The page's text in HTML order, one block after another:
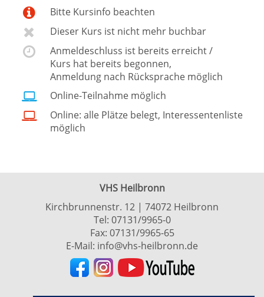
Bitte Kursinfo beachten
Dieser Kurs ist nicht mehr buchbar
Anmeldeschluss ist bereits erreicht /
Kurs hat bereits begonnen,
Anmeldung nach Rücksprache möglich
Online-Teilnahme möglich
Online: alle Plätze belegt, Interessentenliste
möglich
VHS Heilbronn
Kirchbrunnenstr. 12 | 74072 Heilbronn
Tel: 07131/9965-0
Fax: 07131/9965-65
E-Mail: info@vhs-heilbronn.de